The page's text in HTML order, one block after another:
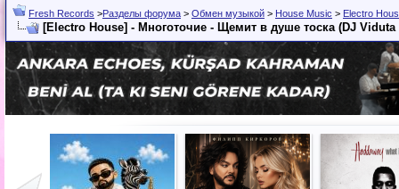
Fresh Records >Разделы форума > Обмен музыкой > House Music > Electro
[Electro House] - Многоточие - Щемит в душе тоска (DJ Viduta